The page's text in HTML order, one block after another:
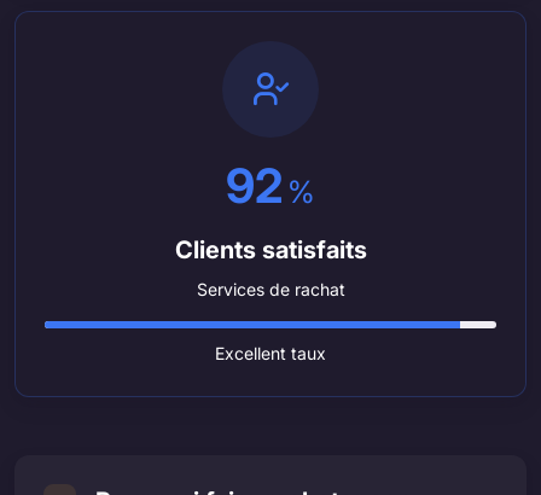
92 %
Clients satisfaits
Services de rachat
Excellent taux